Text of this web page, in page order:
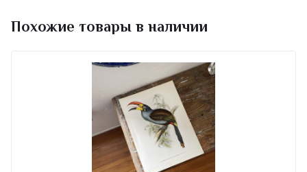
фальцовке. Имеет сертификаты: FSC, PFSC,
печати - цифровая печать.
Похожие товары в наличии